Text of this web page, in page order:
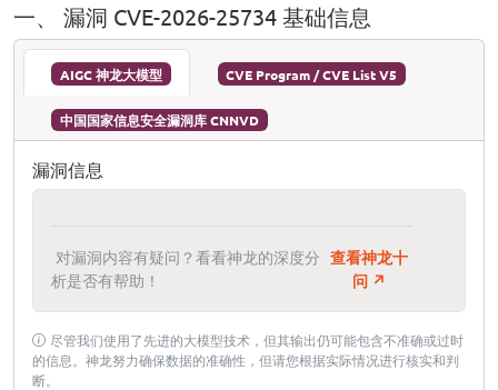
一、 漏洞 CVE-2026-25734 基础信息
AIGC 神龙大模型 CVE Program / CVE List V5
中国国家信息安全漏洞库 CNNVD
漏洞信息
对漏洞内容有疑问？看看神龙的深度分
析是否有帮助！
查看神龙十
问 ↗
尽管我们使用了先进的大模型技术，但其输出仍可能包含不准确或过时
的信息。神龙努力确保数据的准确性，但请您根据实际情况进行核实和判
断。